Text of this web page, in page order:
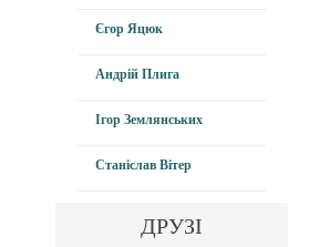
Єгор Яцюк
Андрій Плига
Ігор Землянських
Станіслав Вітер
ДРУЗІ